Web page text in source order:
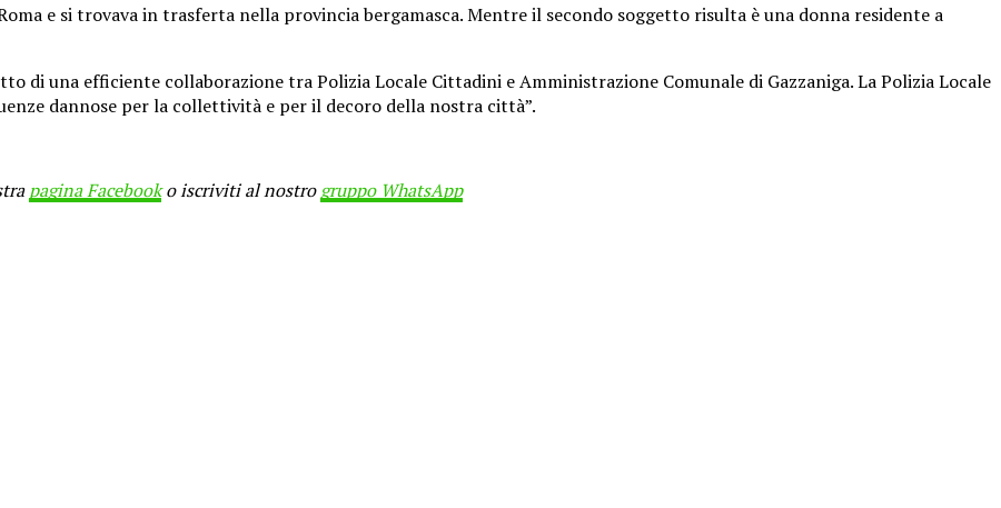
e si trovava in trasferta nella provincia bergamasca. Mentre il secondo soggetto risulta è una donna residente a
di una efficiente collaborazione tra Polizia Locale Cittadini e Amministrazione Comunale di Gazzaniga. La Polizia Locale
dannose per la collettività e per il decoro della nostra città”.
pagina Facebooko iscriviti al nostrogruppo WhatsApp